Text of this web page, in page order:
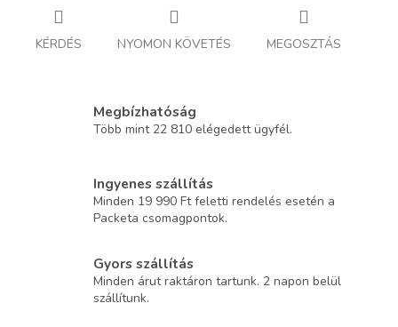
KÉRDÉS NYOMON KÖVETÉS MEGOSZTÁS
Megbízhatóság
Több mint 22 810 elégedett ügyfél.
Ingyenes szállítás
Minden 19 990 Ft feletti rendelés esetén a
Packeta csomagpontok.
Gyors szállítás
Minden árut raktáron tartunk. 2 napon belül
szállítunk.